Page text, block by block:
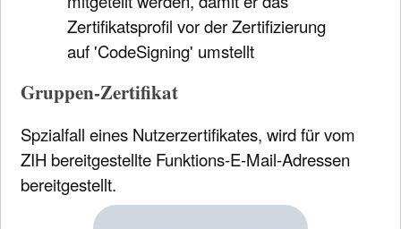
Zertifikatsprofil vor der Zertifizierung
auf 'CodeSigning' umstellt
Gruppen-Zertifikat
Spzialfall eines Nutzerzertifikates, wird für vom
ZIH bereitgestellte Funktions-E-Mail-Adressen
bereitgestellt.